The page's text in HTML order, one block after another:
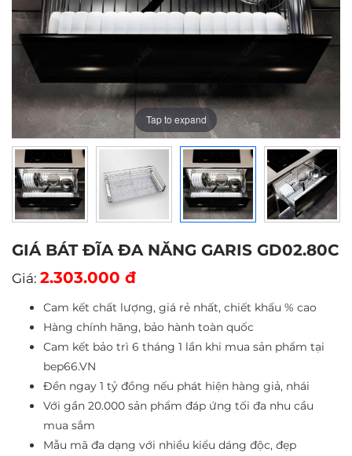
Tap to expand
Tap to expand
Tap to expand
Tap to expand
GIÁ BÁT ĐĨA ĐA NĂNG GARIS GD02.80C
Giá: 2.303.000 đ
Cam kết chất lượng, giá rẻ nhất, chiết khấu % cao
Hàng chính hãng, bảo hành toàn quốc
Cam kết bảo trì 6 tháng 1 lần khi mua sản phẩm tại
bep66.VN
Đền ngay 1 tỷ đồng nếu phát hiện hàng giả, nhái
Với gần 20.000 sản phẩm đáp ứng tối đa nhu cầu
mua sắm
Mẫu mã đa dạng với nhiều kiểu dáng độc, đẹp